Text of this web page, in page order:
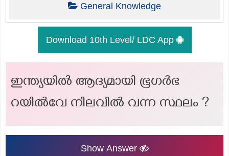
General Knowledge
Download 10th Level/ LDC App
ഇന്ത്യയിൽ ആദ്യമായി ഭൂഗർഭ
റയിൽവേ നിലവിൽ വന്ന സ്ഥലം ?
Show Answer